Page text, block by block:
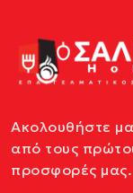
Ακολουθήστε
από τους
προσφορές μας.